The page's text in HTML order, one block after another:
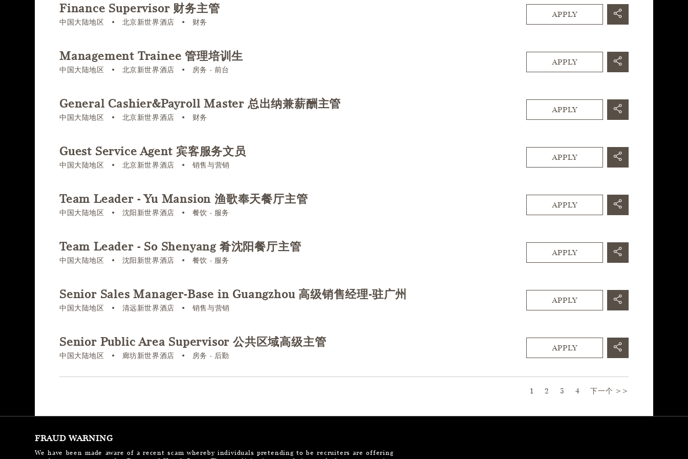
Finance Supervisor 财务主管
中国大陆地区 • 北京新世界酒店 • 财务
APPLY
Management Trainee 管理培训生
中国大陆地区 • 北京新世界酒店 • 房务 - 前台
APPLY
General Cashier&Payroll Master 总出纳兼薪酬主管
中国大陆地区 • 北京新世界酒店 • 财务
APPLY
Guest Service Agent 宾客服务文员
中国大陆地区 • 北京新世界酒店 • 销售与营销
APPLY
Team Leader - Yu Mansion 渔歌奉天餐厅主管
中国大陆地区 • 沈阳新世界酒店 • 餐饮 - 服务
APPLY
Team Leader - So Shenyang 肴沈阳餐厅主管
中国大陆地区 • 沈阳新世界酒店 • 餐饮 - 服务
APPLY
Senior Sales Manager-Base in Guangzhou 高级销售经理-驻广州
中国大陆地区 • 清远新世界酒店 • 销售与营销
APPLY
Senior Public Area Supervisor 公共区域高级主管
中国大陆地区 • 廊坊新世界酒店 • 房务 - 后勤
APPLY
Page
1 2 3 4 下一个 >>
FRAUD WARNING
We have been made aware of a recent scam whereby individuals pretending to be recruiters are offering